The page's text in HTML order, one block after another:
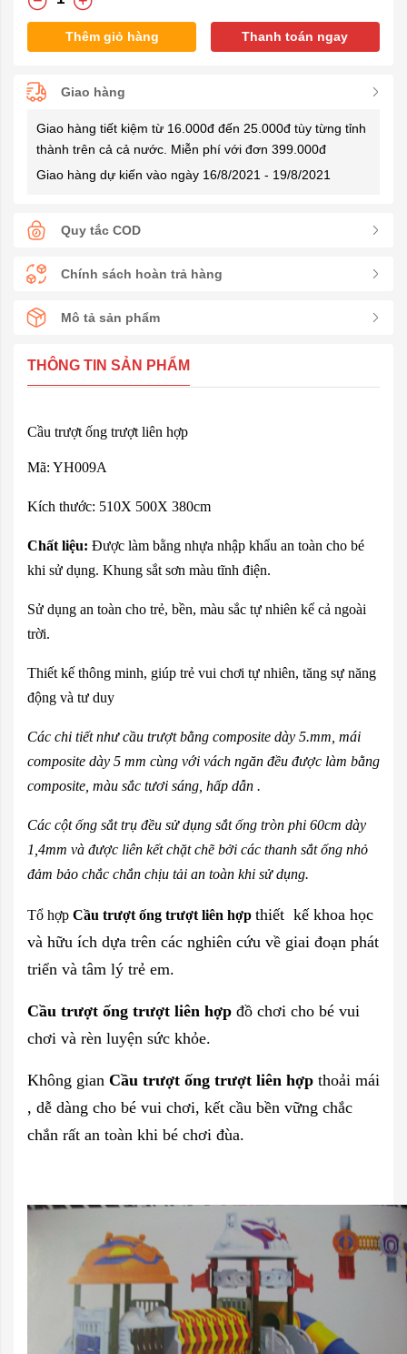
Thêm giỏ hàng Thanh toán ngay
Giao hàng
Giao hàng tiết kiệm từ 16.000đ đến 25.000đ tùy từng tỉnh
thành trên cả cả nước. Miễn phí với đơn 399.000đ
Giao hàng dự kiến vào ngày 16/8/2021 - 19/8/2021
Quy tắc COD
Chính sách hoàn trả hàng
Mô tả sản phẩm
THÔNG TIN SẢN PHẨM
Cầu trượt ống trượt liên hợp
Mã: YH009A
Kích thước: 510X 500X 380cm
Chất liệu: Được làm bằng nhựa nhập khẩu an toàn cho bé
khi sử dụng. Khung sắt sơn màu tĩnh điện.
Sử dụng an toàn cho trẻ, bền, màu sắc tự nhiên kể cả ngoài
trời.
Thiết kế thông minh, giúp trẻ vui chơi tự nhiên, tăng sự năng
động và tư duy
Các chi tiết như cầu trượt bằng composite dày 5.mm, mái
composite dày 5 mm cùng với vách ngăn đều được làm bằng
composite, màu sắc tươi sáng, hấp dẫn .
Các cột ống sắt trụ đều sử dụng sắt ống tròn phi 60cm dày
1,4mm và được liên kết chặt chẽ bởi các thanh sắt ống nhỏ
đảm bảo chắc chắn chịu tải an toàn khi sử dụng.
Tổ hợp Cầu trượt ống trượt liên hợp thiết kế khoa học
và hữu ích dựa trên các nghiên cứu về giai đoạn phát
triển và tâm lý trẻ em.
Cầu trượt ống trượt liên hợp đồ chơi cho bé vui
chơi và rèn luyện sức khỏe.
Không gian Cầu trượt ống trượt liên hợp thoải mái
, dễ dàng cho bé vui chơi, kết cầu bền vững chắc
chắn rất an toàn khi bé chơi đùa.